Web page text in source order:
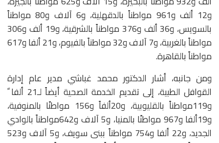
و12 ألف و961 مواطناً بالدقهلية، و6 آلاف و80 مواطناً
بالسويس، و36 ألف و376 مواطناً بالشرقية، و19 ألف و306
مواطناً بالغربية، و7 آلاف و32 مواطناً بالفيوم، و21 ألفا و617
مواطناً بالقاهرة.
ومن جانبه، أشار الدكتور محمد غباشي مدير عام إدارة
القوافل الطبية، إلى تقديم الخدمة الصحية أيضاً لـ21 ألفا ً
و119مواطناً بالقليوبية، و20ألفاً و156 مواطنًا بالمنوفية،
و19ألفا و967 مواطنًا بالمنيا، و5 آلاف و642مواطناً بالوادي
الجديد، و22 ألفا و754 مواطناً ببنى سويف، و5 آلاف و523